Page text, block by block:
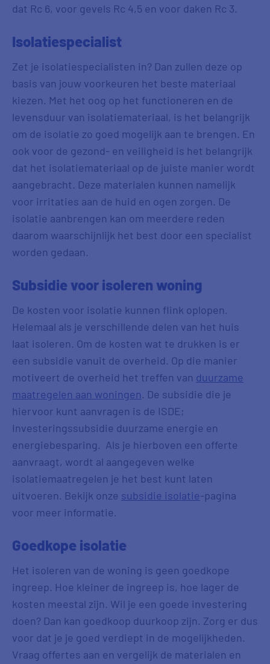
dat Rc 6, voor gevels Rc 4,5 en voor daken Rc 3.
Isolatiespecialist
Zet je isolatiespecialisten in? Dan zullen deze op
basis van jouw voorkeuren het beste materiaal
kiezen. Met het oog op het functioneren en de
levensduur van isolatiemateriaal, is het belangrijk
om de isolatie zo goed mogelijk aan te brengen. En
ook voor de gezond- en veiligheid is het belangrijk
dat het isolatiemateriaal op de juiste manier wordt
aangebracht. Deze materialen kunnen namelijk
voor irritaties aan de huid en ogen zorgen. De
isolatie aanbrengen kan om meerdere reden
daarom waarschijnlijk het best door een specialist
worden gedaan.
Subsidie voor isoleren woning
De kosten voor isolatie kunnen flink oplopen.
Helemaal als je verschillende delen van het huis
laat isoleren. Om de kosten wat te drukken is er
een subsidie vanuit de overheid. Op die manier
motiveert de overheid het treffen van duurzame
maatregelen aan woningen. De subsidie die je
hiervoor kunt aanvragen is de ISDE;
Investeringssubsidie duurzame energie en
energiebesparing. Als je hierboven een offerte
aanvraagt, wordt al aangegeven welke
isolatiemaatregelen je het best kunt laten
uitvoeren. Bekijk onze subsidie isolatie-pagina
voor meer informatie.
Goedkope isolatie
Het isoleren van de woning is geen goedkope
ingreep. Hoe kleiner de ingreep is, hoe lager de
kosten meestal zijn. Wil je een goede investering
doen? Dan kan goedkoop duurkoop zijn. Zorg er dus
voor dat je je goed verdiept in de mogelijkheden.
Vraag offertes aan en vergelijk de materialen en